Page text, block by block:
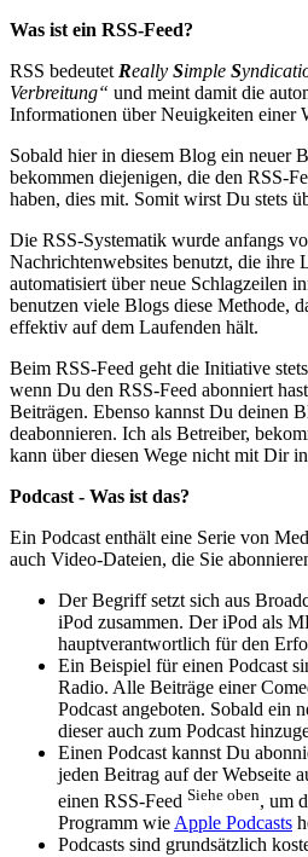
Was ist ein RSS-Feed?
RSS bedeutet Really Simple S
Verbreitung“ und meint damit die
Informationen über Neuigkeiten einer
Sobald hier in diesem Blog ein neuer
bekommen diejenigen, die den RSS-
haben, dies mit. Somit wirst Du stets
Die RSS-Systematik wurde anfangs
Nachrichtenwebsites benutzt, die ihre
automatisiert über neue Schlagzeilen
benutzen viele Blogs diese Methode,
effektiv auf dem Laufenden hält.
Beim RSS-Feed geht die Initiative
wenn Du den RSS-Feed abonniert
Beiträgen. Ebenso kannst Du deinen
deabonnieren. Ich als Betreiber,
kann über diesen Wege nicht mit Dir
Podcast - Was ist das?
Ein Podcast enthält eine Serie von
auch Video-Dateien, die Sie
Der Begriff setzt sich aus
iPod zusammen. Der iPod als
hauptverantwortlich für den
Ein Beispiel für einen Podcast
Radio. Alle Beiträge einer
Podcast angeboten. Sobald ein
dieser auch zum Podcast
Einen Podcast kannst Du
jeden Beitrag auf der Webseite
einen RSS-Feed Siehe oben, um
Programm wie Apple Podcasts
Podcasts sind grundsätzlich